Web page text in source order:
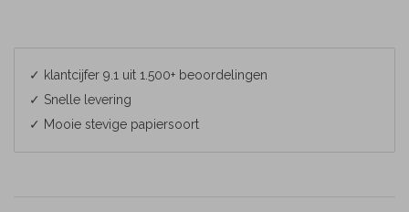
✓ klantcijfer 9.1 uit 1.500+ beoordelingen
✓ Snelle levering
✓ Mooie stevige papiersoort